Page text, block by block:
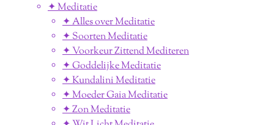
✦ Meditatie
✦ Alles over Meditatie
✦ Soorten Meditatie
✦ Voorkeur Zittend Mediteren
✦ Goddelijke Meditatie
✦ Kundalini Meditatie
✦ Moeder Gaia Meditatie
✦ Zon Meditatie